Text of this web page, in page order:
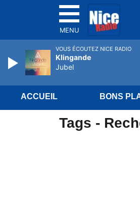
MENU
ACCUEIL BONS
Tags -
VOUS ÉCOUTEZ NICE RADIO
Klingande
Jubel